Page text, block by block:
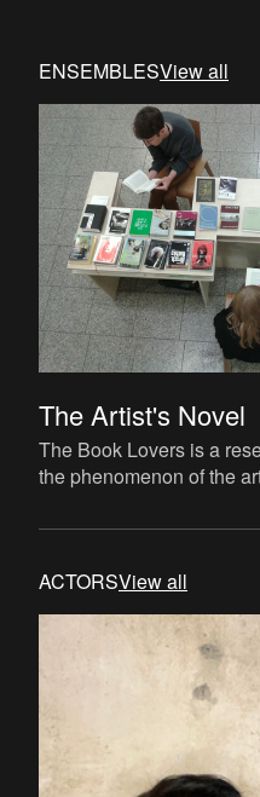
ENSEMBLESView all
The Artist's Novel
The Book Lovers is a
the phenomenon of the
Zielińska. The central
ACTORSView all